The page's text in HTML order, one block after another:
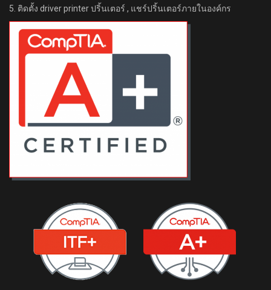
5. ติดตั้ง driver printer ปริ้นเตอร์ , แชร์ปริ้นเตอร์ภายในองค์กร